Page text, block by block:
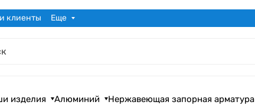
клиенты Еще
изделия Алюминий Нержавеющая запорная арматура